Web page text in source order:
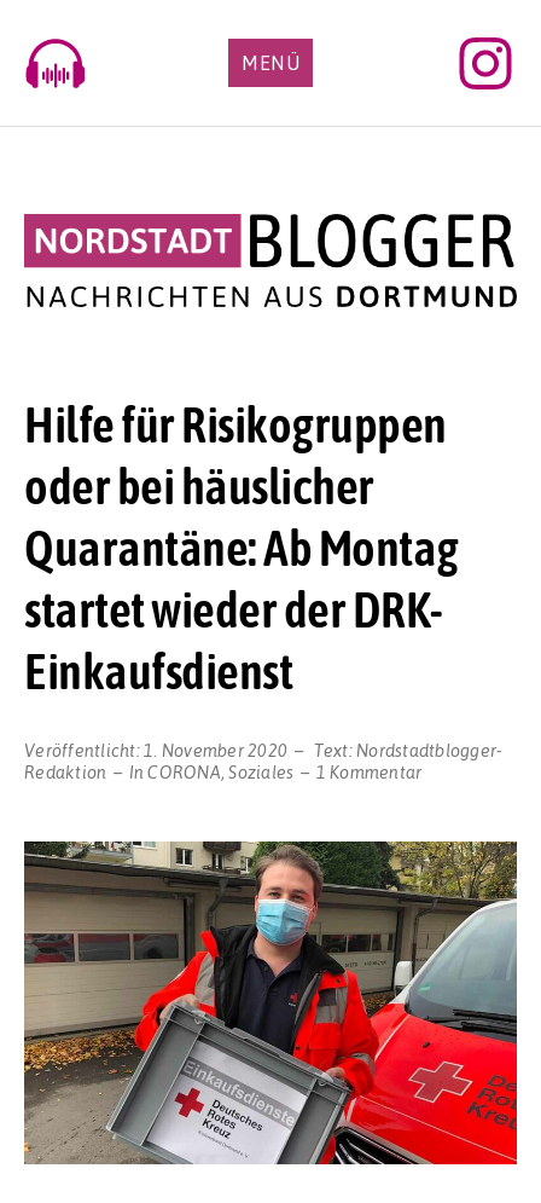
content
MENÜ
Hilfe für Risikogruppen
oder bei häuslicher
Quarantäne: Ab Montag
startet wieder der DRK-
Einkaufsdienst
Veröffentlicht: 1. November 2020 Text: Nordstadtblogger-
Redaktion
InCORONA,Soziales 1 Kommentarzu
oder
bei
häuslicher
Quarantäne:
Ab
Montag
startet
wieder
der
DRK-
Einkaufsdienst